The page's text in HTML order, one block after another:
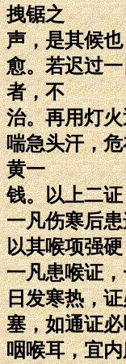
拽锯之
声，是其候
愈。若迟过
者，不
治。再用灯
喘急头汗，
黄一
钱。以上二
一凡伤寒后
以其喉项强
一凡患喉证
日发寒热，
塞，如通证
咽喉耳，宜